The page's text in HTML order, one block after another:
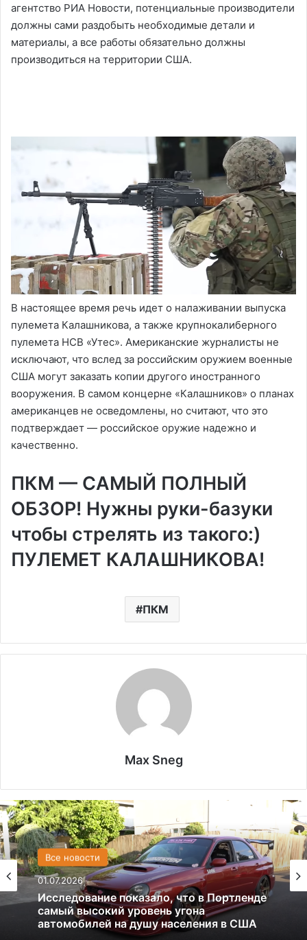
агентство РИА Новости, потенциальные производители
должны сами раздобыть необходимые детали и
материалы, а все работы обязательно должны
производиться на территории США.
В настоящее время речь идет о налаживании выпуска
пулемета Калашникова, а также крупнокалиберного
пулемета НСВ «Утес». Американские журналисты не
исключают, что вслед за российским оружием военные
США могут заказать копии другого иностранного
вооружения. В самом концерне «Калашников» о планах
американцев не осведомлены, но считают, что это
подтверждает — российское оружие надежно и
качественно.
ПКМ — САМЫЙ ПОЛНЫЙ
ОБЗОР! Нужны руки-базуки
чтобы стрелять из такого:)
ПУЛЕМЕТ КАЛАШНИКОВА!
ПКМ
Max Sneg
Все новости
01.07.2026
США
13.06.2025
Америка имеет огромный избыток сыра